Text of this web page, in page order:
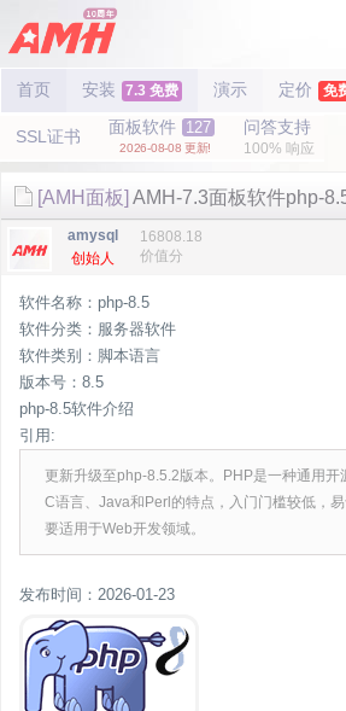
首页 安装 7.3 免费 演示 定价 免
SSL证书 面板软件 127
2026-08-08 更新!
问答支持
100% 响应
[AMH面板] AMH-7.3面板软件php-
amysql
创始人
16808.18
价值分
软件名称：php-8.5
软件分类：服务器软件
软件类别：脚本语言
版本号：8.5
php-8.5软件介绍
引用:
更新升级至php-8.5.2版本。PHP是一种通用开
C语言、Java和Perl的特点，入门门槛较低，
要适用于Web开发领域。
发布时间：2026-01-23